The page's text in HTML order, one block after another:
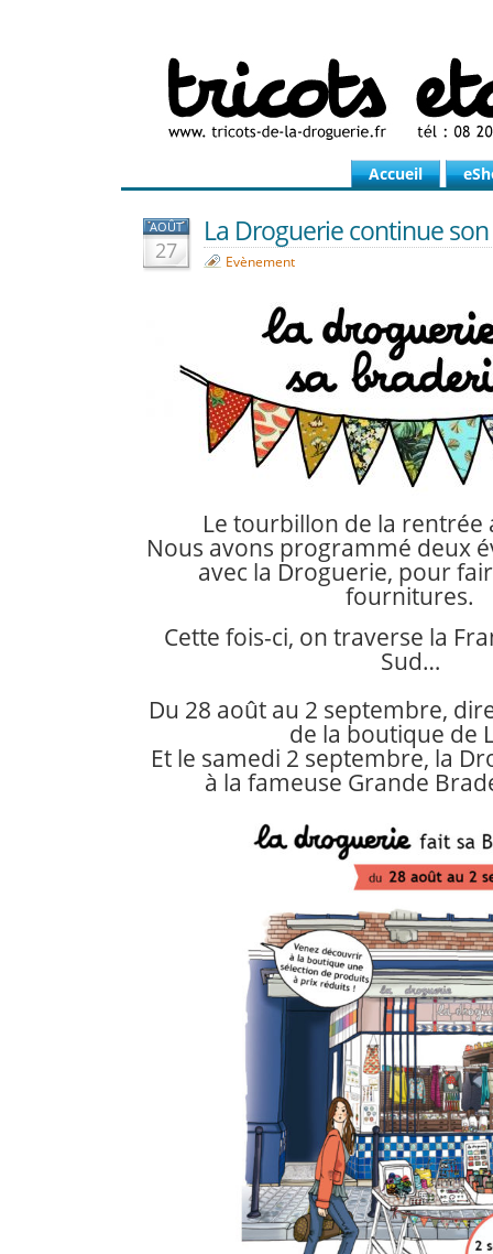
Accueil
AOÛT
27
La Droguerie continue
Evènement
Le tourbillon de la rentrée
Nous avons programmé deux
avec la Droguerie, pour
fournitures.
Cette fois-ci, on traverse la
Sud…
Du 28 août au 2 septembre,
de la boutique de
Et le samedi 2 septembre, la
à la fameuse Grande